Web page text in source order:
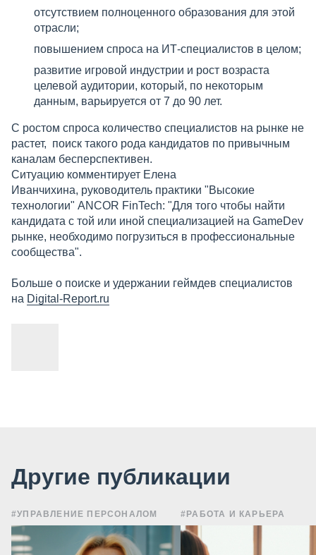
отсутствием полноценного образования для этой
отрасли;
повышением спроса на ИТ-специалистов в целом;
развитие игровой индустрии и рост возраста
целевой аудитории, который, по некоторым
данным, варьируется от 7 до 90 лет.
С ростом спроса количество специалистов на рынке не
растет, поиск такого рода кандидатов по привычным
каналам бесперспективен.
Ситуацию комментирует Елена
Иванчихина, руководитель практики "Высокие
технологии" ANCOR FinTech: "Для того чтобы найти
кандидата с той или иной специализацией на GameDev
рынке, необходимо погрузиться в профессиональные
сообщества".
Больше о поиске и удержании геймдев специалистов
на Digital-Report.ru
Другие публикации
#УПРАВЛЕНИЕ ПЕРСОНАЛОМ #РАБОТА И КАРЬЕРА